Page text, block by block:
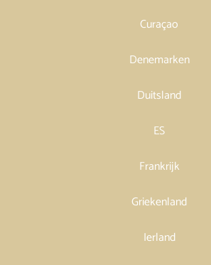
Curaçao
Denemarken
Duitsland
ES
Frankrijk
Griekenland
Ierland